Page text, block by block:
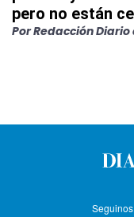
pero no están
PorRedacción Diario